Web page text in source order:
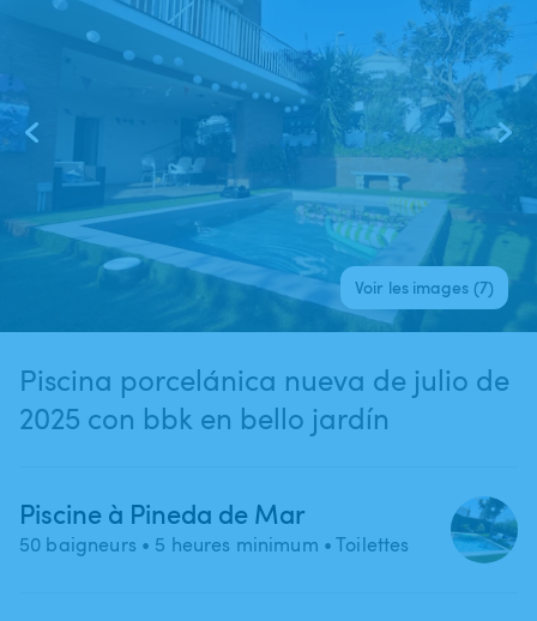
Voir les images (7)
Piscina porcelánica nueva de julio de
2025 con bbk en bello jardín
Piscine à Pineda de Mar
50 baigneurs • 5 heures minimum • Toilettes